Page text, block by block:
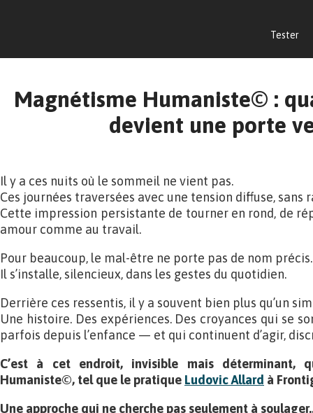
Tester
Magnétisme Humaniste© :
devient une porte
Il y a ces nuits où le sommeil ne vient pas.
Ces journées traversées avec une tension diffuse, sans
Cette impression persistante de tourner en rond, de
amour comme au travail.
Pour beaucoup, le mal-être ne porte pas de nom précis.
Il s’installe, silencieux, dans les gestes du quotidien.
Derrière ces ressentis, il y a souvent bien plus qu’un
Une histoire. Des expériences. Des croyances qui se
parfois depuis l’enfance — et qui continuent d’agir,
C’est à cet endroit, invisible mais déterminant,
Humaniste©, tel que le pratique Ludovic Allard à
Une approche qui ne cherche pas seulement à